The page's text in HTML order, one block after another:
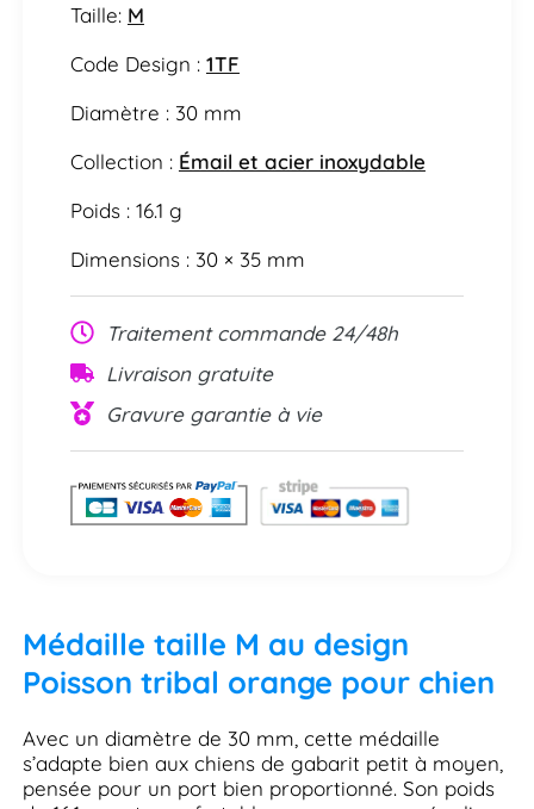
Taille: M
Code Design : 1TF
Diamètre : 30 mm
Collection : Émail et acier inoxydable
Poids : 16.1 g
Dimensions : 30 × 35 mm
Traitement commande 24/48h
Livraison gratuite
Gravure garantie à vie
Médaille taille M au design
Poisson tribal orange pour chien
Avec un diamètre de 30 mm, cette médaille
s’adapte bien aux chiens de gabarit petit à moyen,
pensée pour un port bien proportionné. Son poids